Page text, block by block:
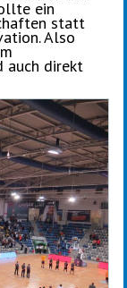
ein
statt
Also
auch direkt